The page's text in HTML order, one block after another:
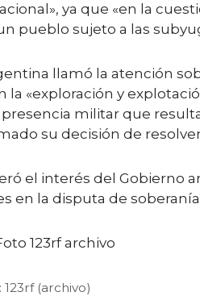
ya que «en la
pueblo sujeto a las
llamó la atención
«exploración y
militar que
su decisión de
el interés del Gobierno
en la disputa de
(archivo)